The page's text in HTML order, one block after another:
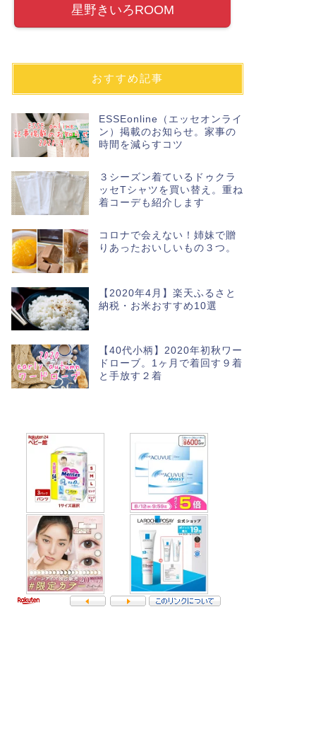
星野きいろROOM
おすすめ記事
ESSEonline（エッセオンライ
ン）掲載のお知らせ。家事の
時間を減らすコツ
３シーズン着ているドゥクラ
ッセTシャツを買い替え。重ね
着コーデも紹介します
コロナで会えない！姉妹で贈
りあったおいしいもの３つ。
【2020年4月】楽天ふるさと
納税・お米おすすめ10選
【40代小柄】2020年初秋ワー
ドローブ。1ヶ月で着回す９着
と手放す２着